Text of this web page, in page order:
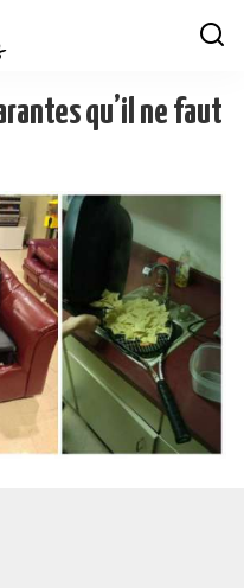
qu’il ne faut